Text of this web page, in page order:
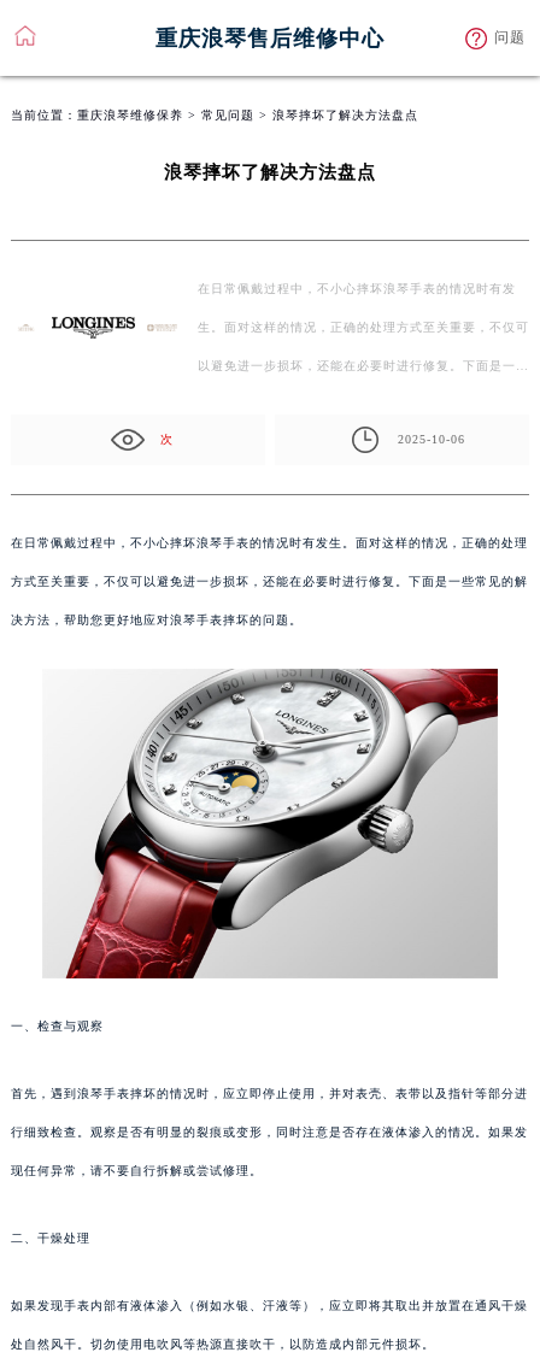
重庆浪琴售后维修中心 问题
当前位置： 重庆浪琴维修保养 > 常见问题 > 浪琴摔坏了解决方法盘点
浪琴摔坏了解决方法盘点
在日常佩戴过程中，不小心摔坏浪琴手表的情况时有发
生。面对这样的情况，正确的处理方式至关重要，不仅可
以避免进一步损坏，还能在必要时进行修复。下面是一些
次 2025-10-06
在日常佩戴过程中，不小心摔坏浪琴手表的情况时有发生。面对这样的情况，正确的处理
方式至关重要，不仅可以避免进一步损坏，还能在必要时进行修复。下面是一些常见的解
决方法，帮助您更好地应对浪琴手表摔坏的问题。
一、检查与观察
首先，遇到浪琴手表摔坏的情况时，应立即停止使用，并对表壳、表带以及指针等部分进
行细致检查。观察是否有明显的裂痕或变形，同时注意是否存在液体渗入的情况。如果发
现任何异常，请不要自行拆解或尝试修理。
二、干燥处理
如果发现手表内部有液体渗入（例如水银、汗液等），应立即将其取出并放置在通风干燥
处自然风干。切勿使用电吹风等热源直接吹干，以防造成内部元件损坏。